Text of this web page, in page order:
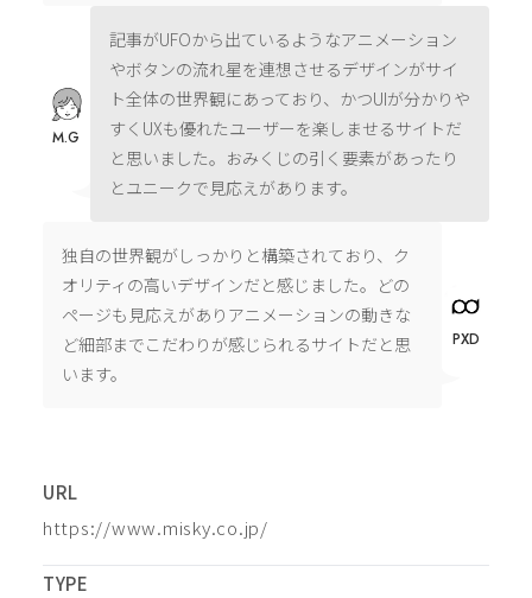
記事がUFOから出ているようなアニメーション
やボタンの流れ星を連想させるデザインがサイ
ト全体の世界観にあっており、かつUIが分かりや
すくUXも優れたユーザーを楽しませるサイトだ
と思いました。おみくじの引く要素があったり
とユニークで見応えがあります。
M.G
独自の世界観がしっかりと構築されており、ク
オリティの高いデザインだと感じました。どの
ページも見応えがありアニメーションの動きな
ど細部までこだわりが感じられるサイトだと思
います。
PXD
URL
https://www.misky.co.jp/
TYPE